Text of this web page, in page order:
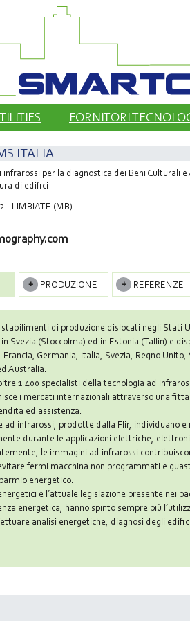
FORNITORI
ITALIA
infrarossi per la diagnostica dei Beni Culturali
di edifici
- LIMBIATE (MB)
PRODUZIONE REFERENZE
stabilimenti di produzione dislocati negli Stati
Svezia (Stoccolma) ed in Estonia (Tallin) e
Germania, Italia, Svezia, Regno
Australia.
1.400 specialisti della tecnologia ad
i mercati internazionali attraverso una
ed assistenza.
ad infrarossi, prodotte dalla Flir, individuano e
durante le applicazioni elettriche,
le immagini ad infrarossi
fermi macchina non programmati e
energetico.
e l’attuale legislazione presente nei
energetica, hanno spinto sempre più
analisi energetiche, diagnosi degli